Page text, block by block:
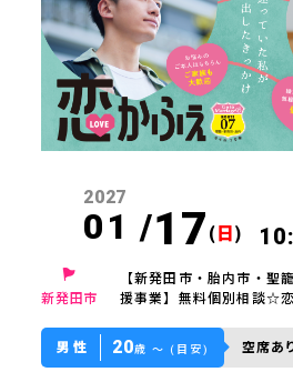
2027
01 /17 ( 日)
新発田市
【新発田市・胎内市・
援事業】無料個別相談☆
男性 20歳 〜 (目安) 空席あ